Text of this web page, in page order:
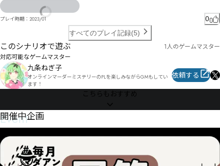
プレイ時期： 2023/01
0
すべてのプレイ記録(5)
このシナリオで遊ぶ
1人のゲームマスター
対応可能なゲームマスター
九条ねぎ子
オンラインマーダーミステリーのPLを楽しみながらGMもしてい
ます！
依頼する
こちらもおすすめ
Event
開催中企画